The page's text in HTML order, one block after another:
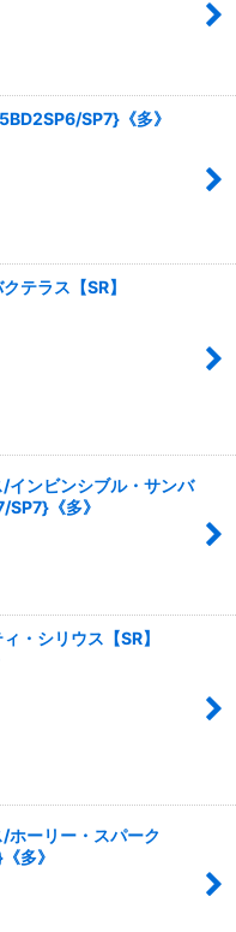
SP7}《多》
テラス【SR】
インビンシブル・サンバ
SP7}《多》
・シリウス【SR】
ホーリー・スパーク
多》